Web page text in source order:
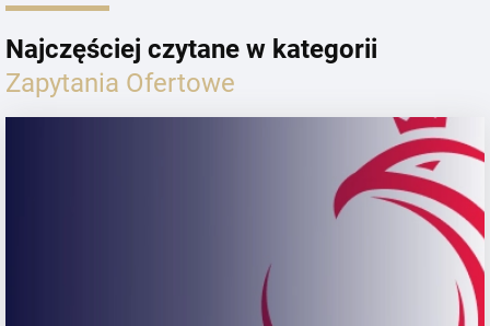
Najczęściej czytane w kategorii
Zapytania Ofertowe